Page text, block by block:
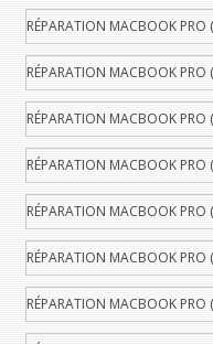
RÉPARATION MACBOOK PRO
RÉPARATION MACBOOK
RÉPARATION MACBOOK PRO
RÉPARATION MACBOOK
RÉPARATION MACBOOK PRO
RÉPARATION MACBOOK PRO
RÉPARATION MACBOOK PRO